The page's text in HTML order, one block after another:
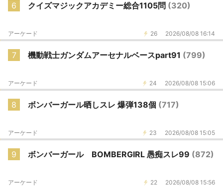
6 クイズマジックアカデミー総合1105問 (320)
26 2026/08/08 16:14
アーケード
7 機動戦士ガンダムアーセナルベースpart91 (799)
24 2026/08/08 15:06
アーケード
8 ボンバーガール晒しスレ 爆弾138個 (717)
23 2026/08/08 15:05
アーケード
9 ボンバーガール BOMBERGIRL 愚痴スレ99 (872)
22 2026/08/08 15:56
アーケード